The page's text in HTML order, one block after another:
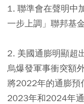
1. 聯準會在聲明中
一步上調」聯邦基
2. 美國通膨明顯超
烏爆發軍事衝突額
將2022年的通膨預
2023年和2024年